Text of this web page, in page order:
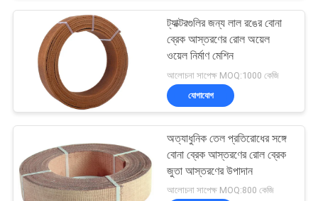
ব্রেক ব্যান্ড লাইনিং
ট্যাক্টরগুলির জন্য লাল রঙের বোনা
ব্রেক আস্তরণের রোল অয়েল
ওয়েল নির্মাণ মেশিন
আলোচনা সাপেক্ষ MOQ:1000 কেজি
যোগাযোগ
অত্যাধুনিক তেল প্রতিরোধের সঙ্গে
বোনা ব্রেক আস্তরণের রোল ব্রেক
জুতা আস্তরণের উপাদান
আলোচনা সাপেক্ষ MOQ:800 কেজি